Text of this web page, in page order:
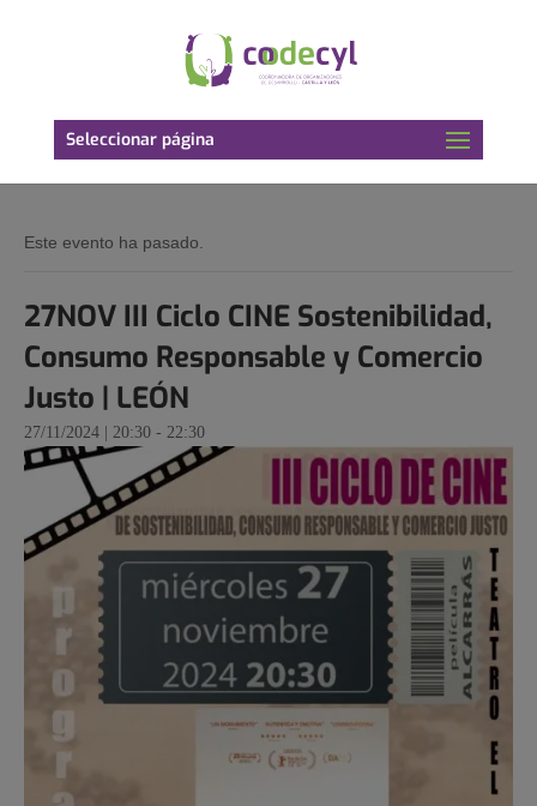
Seleccionar página
Este evento ha pasado.
27NOV III Ciclo CINE Sostenibilidad,
Consumo Responsable y Comercio
Justo | LEÓN
27/11/2024 | 20:30 - 22:30